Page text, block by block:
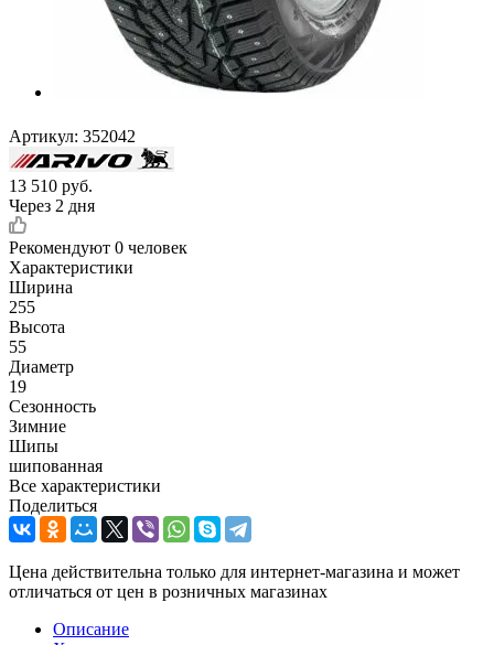
Артикул: 352042
13 510 руб.
Через 2 дня
Рекомендуют 0 человек
Характеристики
Ширина
255
Высота
55
Диаметр
19
Сезонность
Зимние
Шипы
шипованная
Все характеристики
Поделиться
Цена действительна только для интернет-магазина и может
отличаться от цен в розничных магазинах
Описание